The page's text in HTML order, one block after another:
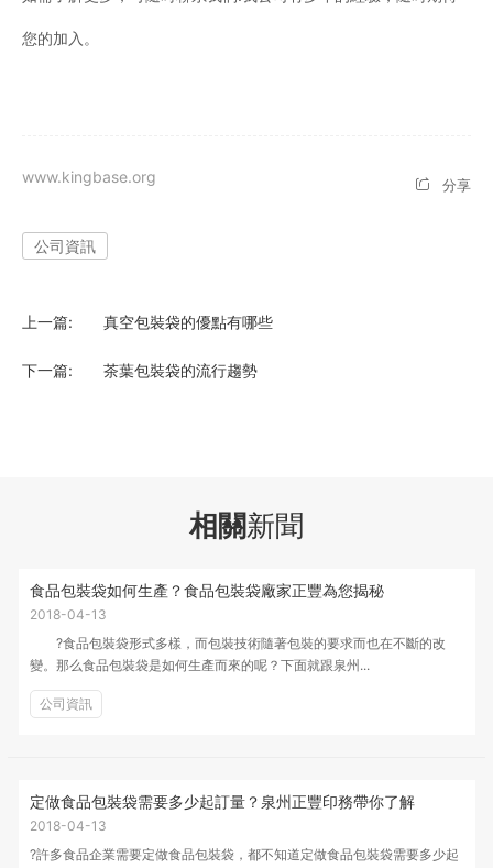
您的加入。
www.kingbase.org 分享
公司資訊
上一篇: 真空包裝袋的優點有哪些
下一篇: 茶葉包裝袋的流行趨勢
相關新聞
食品包裝袋如何生產？食品包裝袋廠家正豐為您揭秘
2018-04-13
?食品包裝袋形式多樣，而包裝技術隨著包裝的要求而也在不斷的改
變。那么食品包裝袋是如何生產而來的呢？下面就跟泉州...
公司資訊
定做食品包裝袋需要多少起訂量？泉州正豐印務帶你了解
2018-04-13
?許多食品企業需要定做食品包裝袋，都不知道定做食品包裝袋需要多少起